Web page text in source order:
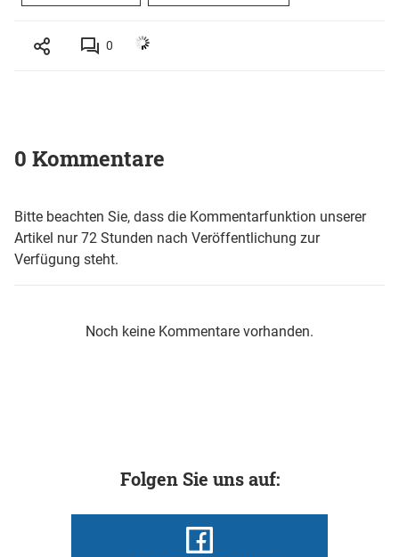
0
0 Kommentare
Bitte beachten Sie, dass die Kommentarfunktion unserer
Artikel nur 72 Stunden nach Veröffentlichung zur
Verfügung steht.
Noch keine Kommentare vorhanden.
Folgen Sie uns auf: